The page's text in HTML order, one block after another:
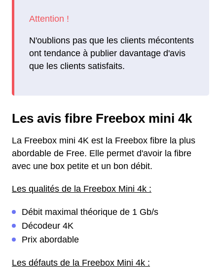
N'oublions pas que les clients mécontents
ont tendance à publier davantage d'avis
que les clients satisfaits.
Les avis fibre Freebox mini 4k
La Freebox mini 4K est la Freebox fibre la plus
abordable de Free. Elle permet d'avoir la fibre
avec une box petite et un bon débit.
Les qualités de la Freebox Mini 4k :
Débit maximal théorique de 1 Gb/s
Décodeur 4K
Prix abordable
Les défauts de la Freebox Mini 4k :